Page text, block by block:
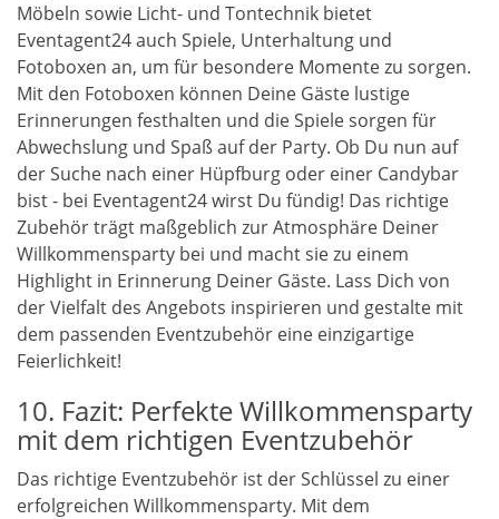
Möbeln sowie Licht- und Tontechnik bietet
Eventagent24 auch Spiele, Unterhaltung und
Fotoboxen an, um für besondere Momente zu sorgen.
Mit den Fotoboxen können Deine Gäste lustige
Erinnerungen festhalten und die Spiele sorgen für
Abwechslung und Spaß auf der Party. Ob Du nun auf
der Suche nach einer Hüpfburg oder einer Candybar
bist - bei Eventagent24 wirst Du fündig! Das richtige
Zubehör trägt maßgeblich zur Atmosphäre Deiner
Willkommensparty bei und macht sie zu einem
Highlight in Erinnerung Deiner Gäste. Lass Dich von
der Vielfalt des Angebots inspirieren und gestalte mit
dem passenden Eventzubehör eine einzigartige
Feierlichkeit!
10. Fazit: Perfekte Willkommensparty
mit dem richtigen Eventzubehör
Das richtige Eventzubehör ist der Schlüssel zu einer
erfolgreichen Willkommensparty. Mit dem